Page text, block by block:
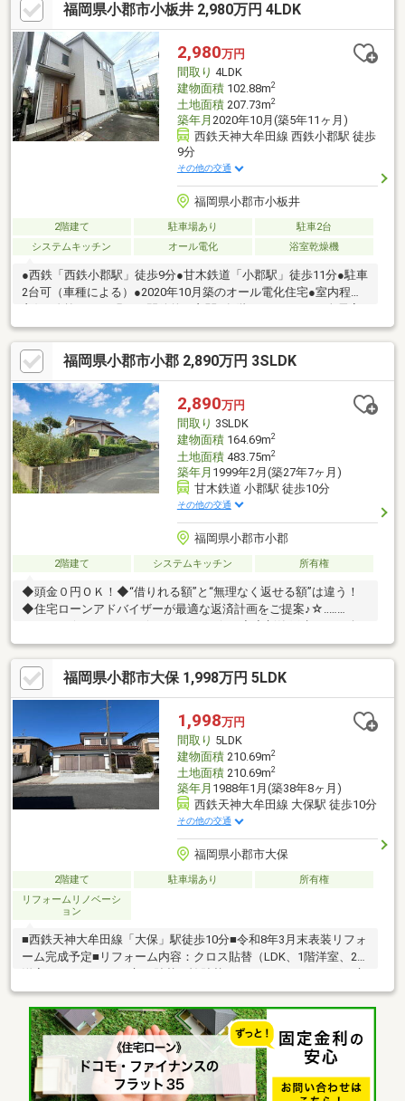
と、子育て世帯にもおすすめの住環境です。車で5分圏内にスーパ
ーやドラッグストア、コンビニ、飲食店などの生活利便施設が充
実しており、毎日のお買い物にも便利な住環境です！お気軽にお
問い合わせ下さい♪※写真内の一部小物はCG加工により削除してい
ます。
福岡県小郡市小板井 2,980万円 4LDK
2,980万円
間取り 4LDK
建物面積102.88m2
土地面積207.73m2
築年月 2020年10月(築5年11ヶ月)
西鉄天神大牟田線 西鉄小郡駅 徒歩
9分
その他の交通
福岡県小郡市小板井
2階建て 駐車場あり
駐車2台
システムキッチン
オール電化 浴室乾燥機
●西鉄「西鉄小郡駅」徒歩9分●甘木鉄道「小郡駅」徒歩11分●駐車
2台可（車種による）●2020年10月築のオール電化住宅●室内程度
収納付●主寝室に約2.8帖の広々ウォークインクローゼットあり●徒
歩圏内にコンビニやドラッグストア等充実
福岡県小郡市小郡 2,890万円 3SLDK
2,890万円
間取り 3SLDK
建物面積164.69m2
土地面積483.75m2
築年月 1999年2月(築27年7ヶ月)
甘木鉄道 小郡駅 徒歩10分
その他の交通
福岡県小郡市小郡
2階建て システムキッチン 所有権
◆頭金０円ＯＫ！◆“借りれる額”と“無理なく返せる額”は違う！
◆住宅ローンアドバイザーが最適な返済計画をご提案♪☆‥…
可能◇◆～新築でも中古でも実績のある弊社だからこそできる！
それぞれのメリット・デメリットを把握し、じっくり比較検討す
ることができます♪内見したい物件をツアー形式でまわることも可
能♪お住み替え相談も承ります♪☆‥…━━━━☆‥…━━━━☆‥…
━━━━☆～◆◇リフォーム・リノベーション承ります◇◆～弊
社にてご注文いただくと、住宅ローンに組み込み可能♪豊富なメニ
ューを取り揃えております♪
福岡県小郡市大保 1,998万円 5LDK
1,998万円
間取り 5LDK
建物面積210.69m2
土地面積210.69m2
築年月 1988年1月(築38年8ヶ月)
西鉄天神大牟田線 大保駅 徒歩10分
その他の交通
福岡県小郡市大保
2階建て 駐車場あり
所有権
リフォームリノベーシ
ョン
■西鉄天神大牟田線「大保」駅徒歩10分■令和8年3月末表装リフォ
ーム完成予定■リフォーム内容：クロス貼替（LDK、1階洋室、2階
下白蟻予防工事施工済■駐車スペース3台（車種による制限があり
ます）■最寄りのコンビニまで徒歩6分、スーパーまで徒歩8分■小
学校まで徒歩10分、中学校まで徒歩14分■住宅ローンや諸費用の
ご相談もお気軽にご連絡ください♪